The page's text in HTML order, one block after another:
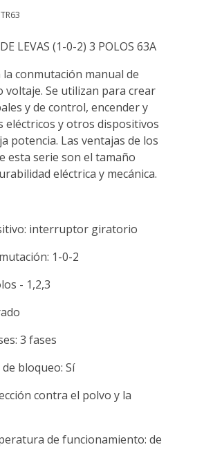
LEVAS (1-0-2) 3 POLOS 63A
conmutación manual de
voltaje. Se utilizan para crear
y de control, encender y
eléctricos y otros dispositivos
potencia. Las ventajas de los
esta serie son el tamaño
eléctrica y mecánica.
interruptor giratorio
1-0-2
- 1,2,3
3 fases
bloqueo: Sí
contra el polvo y la
de funcionamiento: de